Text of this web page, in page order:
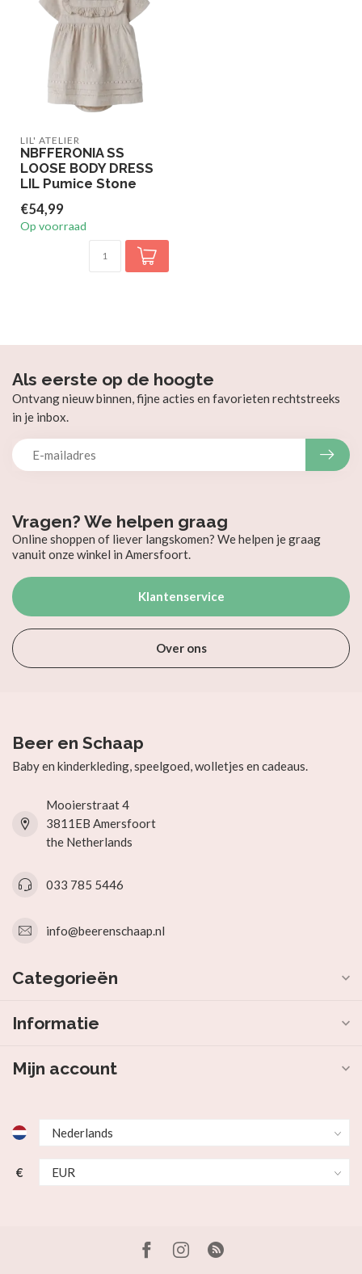
LIL' ATELIER
NBFFERONIA SS
LOOSE BODY DRESS
LIL Pumice Stone
€54,99
Op voorraad
Vragen? We helpen graag
Online shoppen of liever langskomen? We helpen je graag
vanuit onze winkel in Amersfoort.
Klantenservice
Over ons
Als eerste op de hoogte
Ontvang nieuw binnen, fijne acties en favorieten rechtstreeks
in je inbox.
Beer en Schaap
Baby en kinderkleding, speelgoed, wolletjes en cadeaus.
Mooierstraat 4
3811EB Amersfoort
the Netherlands
033 785 5446
info@beerenschaap.nl
Categorieën
Informatie
Mijn account
€